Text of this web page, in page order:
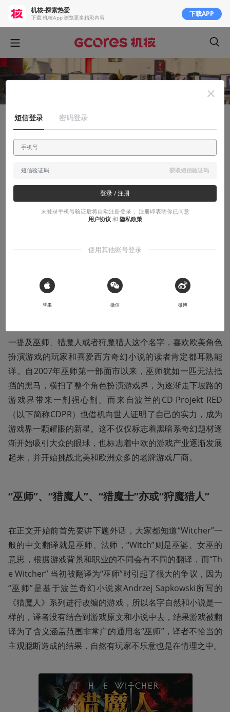
《巫师》系列回顾：赌徒CDPR的野心与挑
一提及巫师、猎魔人或者狩魔猎人这个名字，喜欢欧美角色
扮演游戏的玩家和喜爱西方奇幻小说的读者肯定都耳熟能
详。自2007年巫师第一部面市以来，巫师犹如一匹无法抵
挡的黑马，横扫了整个角色扮演游戏界，为逐渐走下坡路的
游戏界带来一剂强心剂。而来自波兰的CD Projekt RED
（以下简称CDPR）也借机向世人证明了自己的实力，成为
游戏界一颗耀眼的新星。这不仅仅标志着黑暗系奇幻题材逐
渐开始吸引大众的眼球，也标志着中欧的游戏产业逐渐发展
起来，并开始挑战北美和欧洲众多的老牌游戏厂商。
“巫师”、“猎魔人”、“猎魔士”亦或“狩魔猎人”
在正文开始前首先要讲下题外话，大家都知道“Witcher”一
般的中文翻译就是巫师、法师，“Witch”则是巫婆、女巫的
意思，根据游戏背景和职业的不同会有不同的翻译，而“Th
e Witcher” 当初被翻译为“巫师”时引起了很大的争议，因为
“巫师”是基于波兰奇幻小说家Andrzej Sapkowski所写的
《猎魔人》系列进行改编的游戏，所以名字自然和小说是一
样的，译者没有结合到游戏原文和小说中去，结果游戏被翻
译为了含义涵盖范围非常广的通用名“巫师”，译者不恰当的
主观臆断造成的结果，自然有玩家不乐意也是在情理之中。
机核-探索热爱
下载 机核App 浏览更多精彩内容 下载APP
短信登录 密码登录
获取短信验证码
登录 / 注册
未登录手机号验证后将自动注册登录， 注册即表明你已同意
用户协议 和 隐私政策
使用其他账号登录
 Sign in with Apple
苹果 微信 微博